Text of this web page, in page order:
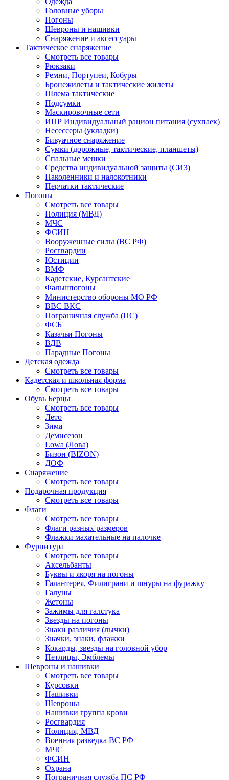
Головные уборы
Погоны
Шевроны и нашивки
Снаряжение и аксессуары
Тактическое снаряжение
Смотреть все товары
Рюкзаки
Ремни, Портупеи, Кобуры
Бронежилеты и тактические жилеты
Шлема тактические
Подсумки
Маскировочные сети
ИПР Индивидуальный рацион питания (сухпаек)
Несессеры (укладки)
Бивуачное снаряжение
Сумки (дорожные, тактические, планшеты)
Спальные мешки
Средства индивидуальной защиты (СИЗ)
Наколенники и налокотники
Перчатки тактические
Погоны
Смотреть все товары
Полиция (МВД)
МЧС
ФСИН
Вооруженные силы (ВС РФ)
Росгвардии
Юстиции
ВМФ
Кадетские, Курсантские
Фальшпогоны
Министерство обороны МО РФ
ВВС ВКС
Пограничная служба (ПС)
ФСБ
Казачьи Погоны
ВДВ
Парадные Погоны
Детская одежда
Смотреть все товары
Кадетская и школьная форма
Смотреть все товары
Обувь Берцы
Смотреть все товары
Лето
Зима
Демисезон
Lowa (Лова)
Бизон (BIZON)
ДОФ
Снаряжение
Смотреть все товары
Подарочная продукция
Смотреть все товары
Флаги
Смотреть все товары
Флаги разных размеров
Флажки махательные на палочке
Фурнитура
Смотреть все товары
Аксельбанты
Буквы и якоря на погоны
Галантерея, Филиграни и шнуры на фуражку
Галуны
Жетоны
Зажимы для галстука
Звезды на погоны
Знаки различия (лычки)
Значки, знаки, флажки
Кокарды, звезды на головной убор
Петлицы, Эмблемы
Шевроны и нашивки
Смотреть все товары
Курсовки
Нашивки
Шевроны
Нашивки группа крови
Росгвардия
Полиция, МВД
Военная разведка ВС РФ
МЧС
ФСИН
Охрана
Пограничная служба ПС РФ